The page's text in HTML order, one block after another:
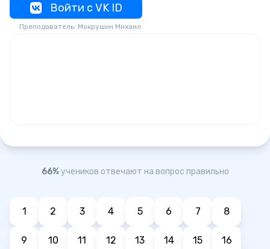
Войти с VK ID
Преподаватель: Мокрушин Михаил
66%учеников отвечают на вопрос правильно
1 2 3 4 5 6 7 8
9 10 11 12 13 14 15 16